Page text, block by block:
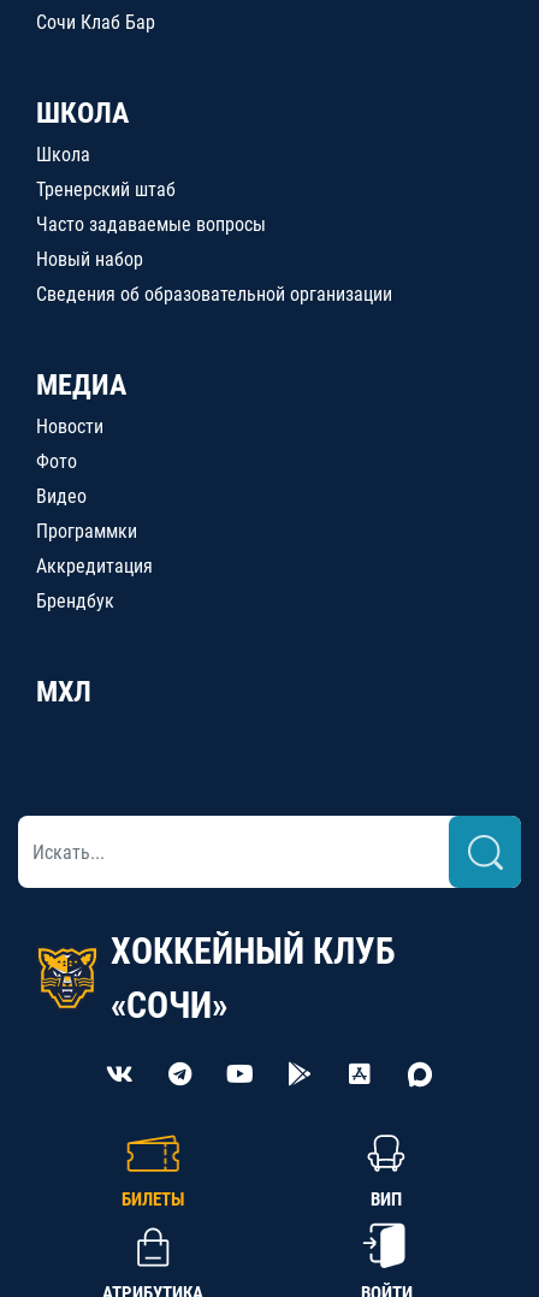
Сочи Клаб Бар
ШКОЛА
Школа
Тренерский штаб
Часто задаваемые вопросы
Новый набор
Сведения об образовательной организации
МЕДИА
Новости
Фото
Видео
Программки
Аккредитация
Брендбук
МХЛ
ХОККЕЙНЫЙ КЛУБ
«СОЧИ»
БИЛЕТЫ ВИП